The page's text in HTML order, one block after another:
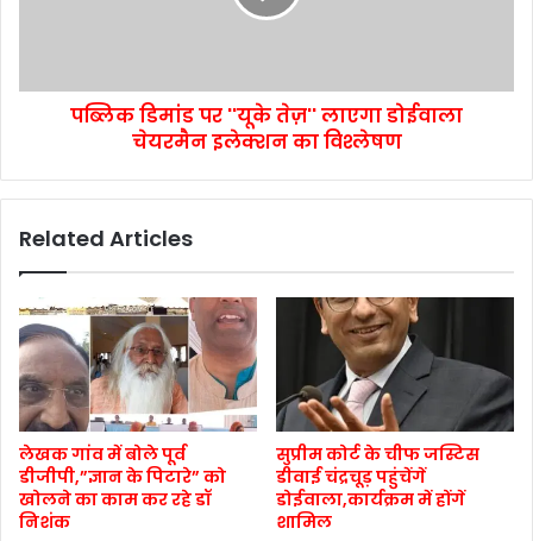
पब्लिक डिमांड पर ''यूके तेज़'' लाएगा डोईवाला
चेयरमैन इलेक्शन का विश्लेषण
Related Articles
लेखक गांव में बोले पूर्व
डीजीपी,”ज्ञान के पिटारे” को
खोलने का काम कर रहे डॉ
निशंक
सुप्रीम कोर्ट के चीफ जस्टिस
डीवाई चंद्रचूड़ पहुंचेंगें
डोईवाला,कार्यक्रम में होंगें
शामिल